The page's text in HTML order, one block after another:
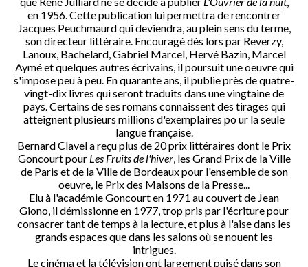
en 1956. Cette publication lui permettra de rencontrer
Jacques Peuchmaurd qui deviendra, au plein sens du terme,
son directeur littéraire. Encouragé dès lors par Reverzy,
Lanoux, Bachelard, Gabriel Marcel, Hervé Bazin, Marcel
Aymé et quelques autres écrivains, il poursuit une oeuvre qui
s'impose peu à peu. En quarante ans, il publie près de quatre-
vingt-dix livres qui seront traduits dans une vingtaine de
pays. Certains de ses romans connaissent des tirages qui
atteignent plusieurs millions d'exemplaires po ur la seule
langue française.
Bernard Clavel a reçu plus de 20 prix littéraires dont le Prix
Goncourt pour Les Fruits de l'hiver, les Grand Prix de la Ville
de Paris et de la Ville de Bordeaux pour l'ensemble de son
oeuvre, le Prix des Maisons de la Presse...
Elu à l'académie Goncourt en 1971 au couvert de Jean
Giono, il démissionne en 1977, trop pris par l'écriture pour
consacrer tant de temps à la lecture, et plus à l'aise dans les
grands espaces que dans les salons où se nouent les
intrigues.
Le cinéma et la télévision ont largement puisé dans son